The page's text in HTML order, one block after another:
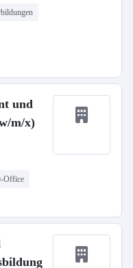
und
m/x)
Office